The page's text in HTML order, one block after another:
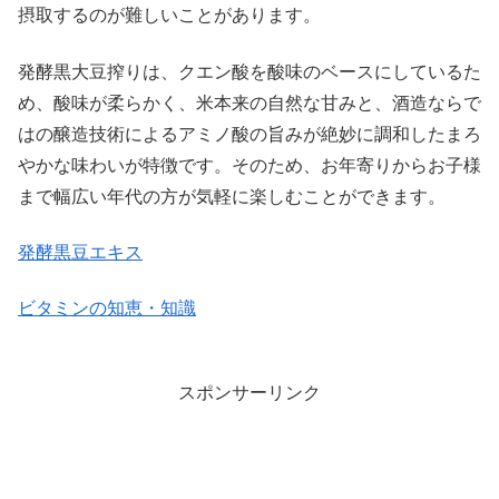
摂取するのが難しいことがあります。
発酵黒大豆搾りは、クエン酸を酸味のベースにしているた
め、酸味が柔らかく、米本来の自然な甘みと、酒造ならで
はの醸造技術によるアミノ酸の旨みが絶妙に調和したまろ
やかな味わいが特徴です。そのため、お年寄りからお子様
まで幅広い年代の方が気軽に楽しむことができます。
発酵黒豆エキス
ビタミンの知恵・知識
スポンサーリンク